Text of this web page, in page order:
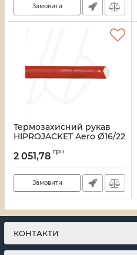
Замовити
Термозахисний рукав
HIPROJACKET Aero Ø16/22
Артикул:33_00000004905
2 051,78 грн
Замовити
КОНТАКТИ